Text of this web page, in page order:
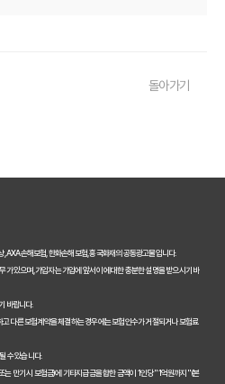
가입 전 반드시 알아야 할 핵심 정보
차보험 비교, 이것만은 꼭 확인하세요
하게 비교하는 3가지 핵심 전략
게 비교하는 3가지 방법
약, 숨겨진 꿀팁 대방출
돌아가기
AXA손해보험, 한화손해보험, 흥국화재의 공동광고물입니다.
가 있으며, 가입자는 가입에 앞서 이에 대한 충분한 설명을 받으시기 바
바랍니다.
다른 보험계약을 체결하는 경우에는 보험인수가 거절되거나 보험료
수 있습니다.
만기 시 보험금)에 기타지급금을 합한 금액이 1인당 "1억원까지"(본